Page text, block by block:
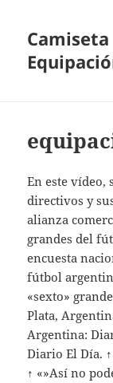
En este vídeo,
directivos y
alianza
grandes del
encuesta
fútbol
«sexto»
Plata,
Argentina:
Diario El Día.
↑ «»Así no